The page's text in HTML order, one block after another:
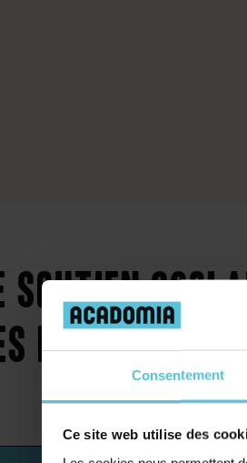
Consentement
Ce site web utilise des
soutien
les